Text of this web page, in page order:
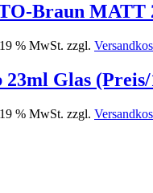
Braun MATT
% MwSt. zzgl.
23ml Glas
% MwSt. zzgl.